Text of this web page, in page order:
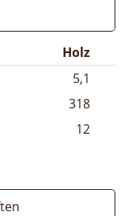
Holz
5,1
318
12